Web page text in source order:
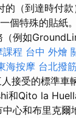
的（到達時付
個特殊的貼紙。
（例如
課程 台中 外燴
海按摩 台北撥
接受的標準車
和Qito la
心和布里克爾